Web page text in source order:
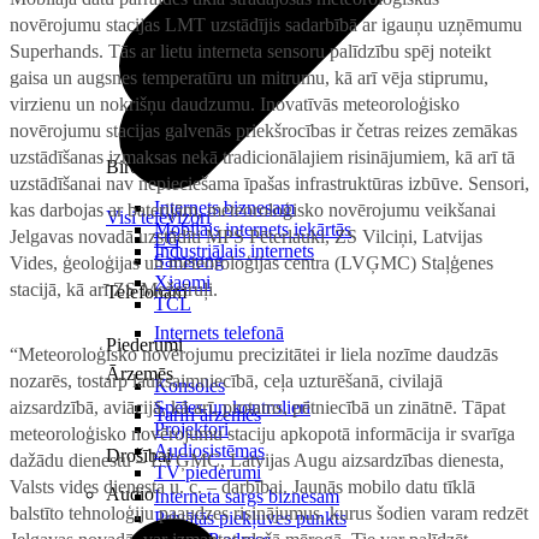
Birojam
Internets biznesam
Mobilais internets iekārtās
Industriālais internets
Telefonam
Internets telefonā
Ārzemēs
Tarifi ārzemēs
Drošībai
Interneta sargs biznesam
Privātās piekļuves punkts
Visi televizori
LG
Samsung
Xiaomi
TCL
Piederumi
Konsoles
Spēles un kontrolieri
Projektori
Audiosistēmas
TV piederumi
Audio
novērojumu stacijas LMT uzstādījis sadarbībā ar igauņu uzņēmumu
Superhands. Tās ar lietu interneta sensoru palīdzību spēj noteikt
gaisa un augsnes temperatūru un mitrumu, kā arī vēja stiprumu,
virzienu un nokrišņu daudzumu. Inovatīvās meteoroloģisko
novērojumu stacijas galvenās priekšrocības ir četras reizes zemākas
uzstādīšanas izmaksas nekā tradicionālajiem risinājumiem, kā arī tā
uzstādīšanai nav nepieciešama īpašas infrastruktūras izbūve. Sensori,
kas darbojas ar baterijām, meteoroloģisko novērojumu veikšanai
Jelgavas novadā uzstādīti MPS Pēterlauki, ZS Vilciņi, Latvijas
Vides, ģeoloģijas un meteoroloģijas centra (LVĢMC) Staļģenes
stacijā, kā arī ZS Mežcīruļi.
“Meteoroloģisko novērojumu precizitātei ir liela nozīme daudzās
nozarēs, tostarp lauksaimniecībā, ceļa uzturēšanā, civilajā
aizsardzībā, aviācijā, kā arī, protams, pētniecībā un zinātnē. Tāpat
meteoroloģisko novērojumu staciju apkopotā informācija ir svarīga
dažādu dienestu – LVĢMC, Latvijas Augu aizsardzības dienesta,
Valsts vides dienesta u. c. – darbībai. Jaunās mobilo datu tīklā
balstīto tehnoloģiju paaudzes risinājumus, kurus šodien varam redzēt